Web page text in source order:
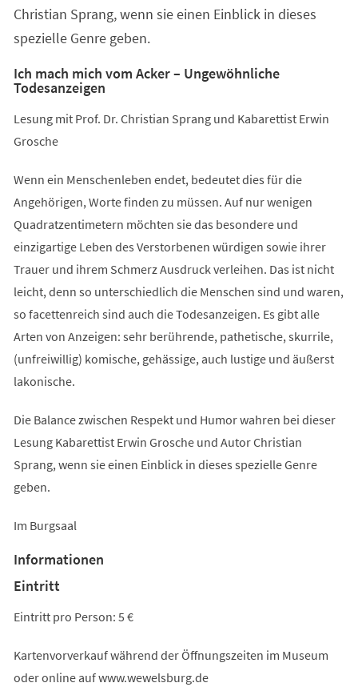
Christian Sprang, wenn sie einen Einblick in dieses
spezielle Genre geben.
Ich mach mich vom Acker – Ungewöhnliche
Todesanzeigen
Lesung mit Prof. Dr. Christian Sprang und Kabarettist Erwin
Grosche
Wenn ein Menschenleben endet, bedeutet dies für die
Angehörigen, Worte finden zu müssen. Auf nur wenigen
Quadratzentimetern möchten sie das besondere und
einzigartige Leben des Verstorbenen würdigen sowie ihrer
Trauer und ihrem Schmerz Ausdruck verleihen. Das ist nicht
leicht, denn so unterschiedlich die Menschen sind und waren,
so facettenreich sind auch die Todesanzeigen. Es gibt alle
Arten von Anzeigen: sehr berührende, pathetische, skurrile,
(unfreiwillig) komische, gehässige, auch lustige und äußerst
lakonische.
Die Balance zwischen Respekt und Humor wahren bei dieser
Lesung Kabarettist Erwin Grosche und Autor Christian
Sprang, wenn sie einen Einblick in dieses spezielle Genre
geben.
Im Burgsaal
Informationen
Eintritt
Eintritt pro Person: 5 €
Kartenvorverkauf während der Öffnungszeiten im Museum
oder online auf www.wewelsburg.de